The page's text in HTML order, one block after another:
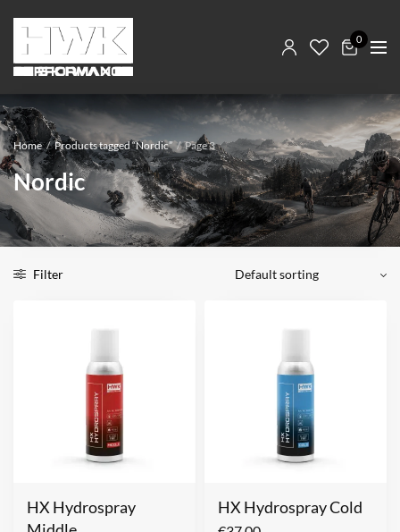
0
Home / Products tagged “Nordic” / Page 3
Nordic
Filter
HX Hydrospray
HX Hydrospray Cold